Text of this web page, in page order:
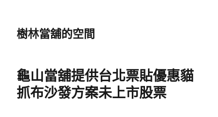
樹林當舖的空間
龜山當舖提供台北票貼優惠貓
抓布沙發方案未上市股票